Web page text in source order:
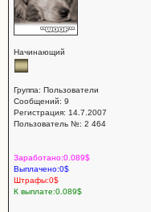
Начинающий
Группа: Пользователи
Сообщений: 9
Регистрация: 14.7.2007
Пользователь №: 2 464
Заработано:0.089$
Выплачено:0$
Штрафы:0$
К выплате:0.089$